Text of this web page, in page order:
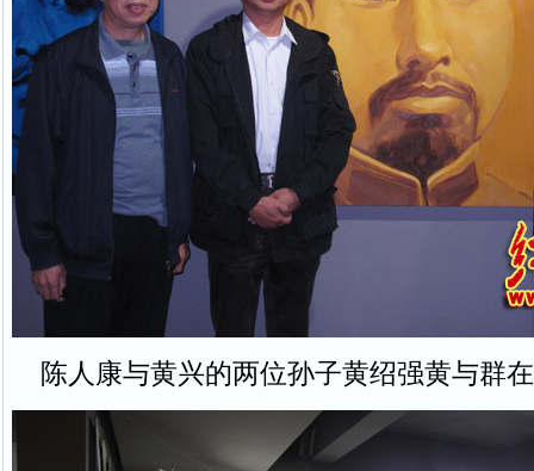
陈人康与黄兴的两位孙子黄绍强黄与群